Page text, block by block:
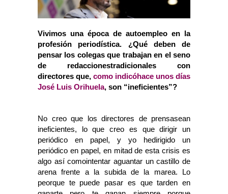
Vivimos una época de autoempleo en la
profesión periodística. ¿Qué deben de
pensar los colegas que trabajan en el seno
de redaccionestradicionales con
directores que, como indicóhace unos días
José Luis Orihuela, son “ineficientes”?
No creo que los directores de prensasean
ineficientes, lo que creo es que dirigir un
periódico en papel, y yo hedirigido un
periódico en papel, en mitad de esta crisis es
algo así comointentar aguantar un castillo de
arena frente a la subida de la marea. Lo
peorque te puede pasar es que tarden en